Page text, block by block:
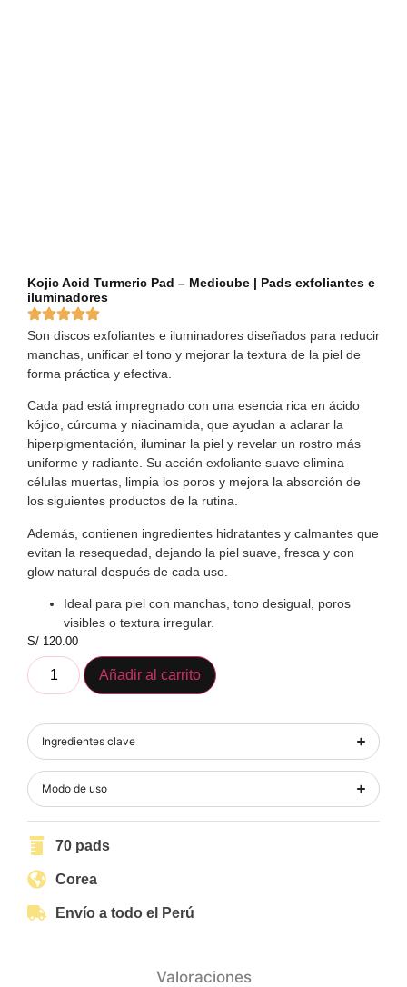
Kojic Acid Turmeric Pad – Medicube | Pads exfoliantes e
iluminadores
Son discos exfoliantes e iluminadores diseñados para reducir
manchas, unificar el tono y mejorar la textura de la piel de
forma práctica y efectiva.
Cada pad está impregnado con una esencia rica en ácido
kójico, cúrcuma y niacinamida, que ayudan a aclarar la
hiperpigmentación, iluminar la piel y revelar un rostro más
uniforme y radiante. Su acción exfoliante suave elimina
células muertas, limpia los poros y mejora la absorción de
los siguientes productos de la rutina.
Además, contienen ingredientes hidratantes y calmantes que
evitan la resequedad, dejando la piel suave, fresca y con
glow natural después de cada uso.
Ideal para piel con manchas, tono desigual, poros
visibles o textura irregular.
S/ 120.00
Añadir al carrito
Ingredientes clave
Modo de uso
70 pads
Corea
Envío a todo el Perú
Valoraciones